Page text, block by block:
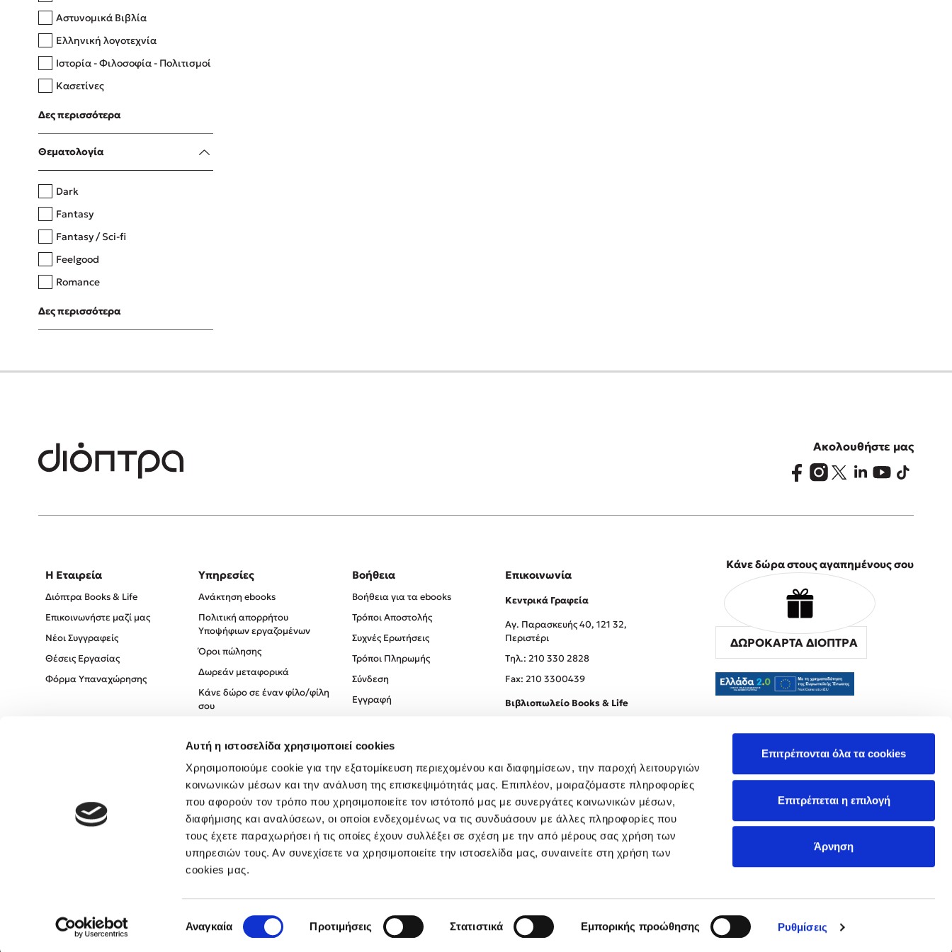
Αυτή η ιστοσελίδα χρησιμοποιεί cookies
Χρησιμοποιούμε cookie για την εξατομίκευση περιεχομένου και διαφημίσεων, την παροχή λειτουργιών
κοινωνικών μέσων και την ανάλυση της επισκεψιμότητάς μας. Επιπλέον, μοιραζόμαστε πληροφορίες
που αφορούν τον τρόπο που χρησιμοποιείτε τον ιστότοπό μας με συνεργάτες κοινωνικών μέσων,
διαφήμισης και αναλύσεων, οι οποίοι ενδεχομένως να τις συνδυάσουν με άλλες πληροφορίες που
τους έχετε παραχωρήσει ή τις οποίες έχουν συλλέξει σε σχέση με την από μέρους σας χρήση των
υπηρεσιών τους. Αν συνεχίσετε να χρησιμοποιείτε την ιστοσελίδα μας, συναινείτε στη χρήση των
cookies μας.
συγκατάθεσης
Αναγκαία Προτιμήσεις Στατιστικά Εμπορικής προώθησης Ρυθμίσεις
Επιτρέπονται όλα τα cookies
Επιτρέπεται η επιλογή
Άρνηση
Δανάη Δεληγεώργη
Πάνω, κάτω, μπροστά, πίσω
Η μέθοδος Αφήστε τους
Αστυνομικά Βιβλία
Ελληνική λογοτεχνία
Ιστορία - Φιλοσοφία - Πολιτισμοί
Κασετίνες
Λευκώματα - Έγχρωμοι οδηγοί
Μαγειρική
Δες περισσότερα
Θεματολογία
Dark
Fantasy
Fantasy / Sci-fi
Feelgood
Romance
Upmarket
Young Adult
Δες περισσότερα
Ακολουθήστε μας
Η Εταιρεία
Διόπτρα Books & Life
Επικοινωνήστε μαζί μας
Νέοι Συγγραφείς
Θέσεις Εργασίας
Φόρμα Υπαναχώρησης
Υπηρεσίες
Ανάκτηση ebooks
Πολιτική απορρήτου
Υποψήφιων εργαζομένων
Όροι πώλησης
Δωρεάν μεταφορικά
Κάνε δώρο σε έναν φίλο/φίλη
σου
Πολιτική Απορρήτου
Όροι χρήσης
Βοήθεια
Βοήθεια για τα ebooks
Τρόποι Αποστολής
Συχνές Ερωτήσεις
Τρόποι Πληρωμής
Σύνδεση
Εγγραφή
Επικοινωνία
Κεντρικά Γραφεία
Αγ. Παρασκευής 40, 121 32,
Περιστέρι
Tηλ.: 210 330 2828
Fax: 210 3300439
Βιβλιοπωλείο Books & Life
Κάνε δώρα στους αγαπημένους σου
ΔΩΡΟΚΑΡΤΑ ΔΙΟΠΤΡΑ
Created by Powered by